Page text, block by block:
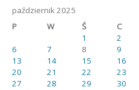
październik 2025
P
W Ś C
1
2
6
7 8 9
13
14 15 16
20
21 22 23
27
28 29 30